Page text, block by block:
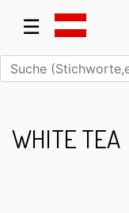
☰
WHITE TEA